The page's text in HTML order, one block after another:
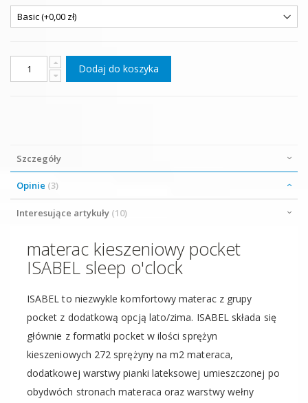
Dodaj do koszyka
Szczegóły
Opinie 3
Interesujące artykuły 10
materac kieszeniowy pocket
ISABEL sleep o'clock
ISABEL to niezwykle komfortowy materac z grupy
pocket z dodatkową opcją lato/zima. ISABEL składa się
głównie z formatki pocket w ilości sprężyn
kieszeniowych 272 sprężyny na m2 materaca,
dodatkowej warstwy pianki lateksowej umieszczonej po
obydwóch stronach materaca oraz warstwy wełny